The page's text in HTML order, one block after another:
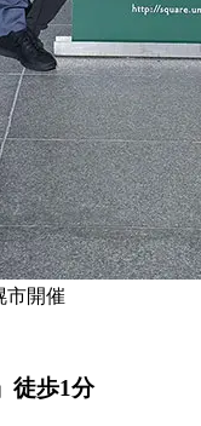
市開催
徒歩1分